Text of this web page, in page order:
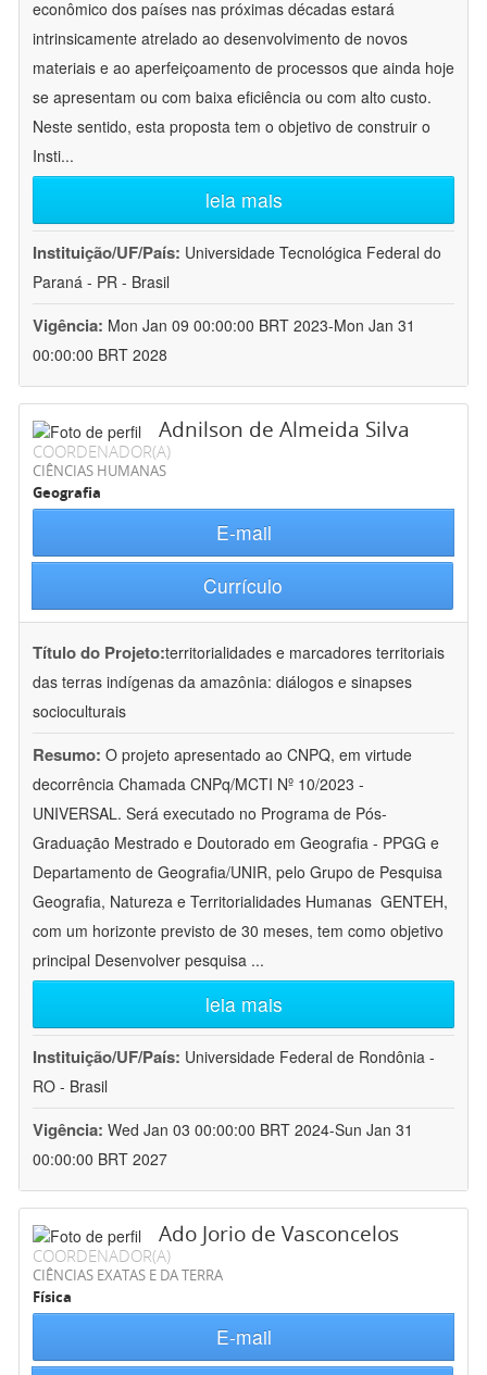
econômico dos países nas próximas décadas estará
intrinsicamente atrelado ao desenvolvimento de novos
materiais e ao aperfeiçoamento de processos que ainda hoje
se apresentam ou com baixa eficiência ou com alto custo.
Neste sentido, esta proposta tem o objetivo de construir o
Insti...
leia mais
Instituição/UF/País: Universidade Tecnológica Federal do
Paraná - PR - Brasil
Vigência: Mon Jan 09 00:00:00 BRT 2023-Mon Jan 31
00:00:00 BRT 2028
Adnilson de Almeida Silva
COORDENADOR(A)
CIÊNCIAS HUMANAS
Geografia
E-mail
Currículo
Título do Projeto:territorialidades e marcadores territoriais
das terras indígenas da amazônia: diálogos e sinapses
socioculturais
Resumo: O projeto apresentado ao CNPQ, em virtude
decorrência Chamada CNPq/MCTI Nº 10/2023 -
UNIVERSAL. Será executado no Programa de Pós-
Graduação Mestrado e Doutorado em Geografia - PPGG e
Departamento de Geografia/UNIR, pelo Grupo de Pesquisa
Geografia, Natureza e Territorialidades Humanas  GENTEH,
com um horizonte previsto de 30 meses, tem como objetivo
principal Desenvolver pesquisa ...
leia mais
Instituição/UF/País: Universidade Federal de Rondônia -
RO - Brasil
Vigência: Wed Jan 03 00:00:00 BRT 2024-Sun Jan 31
00:00:00 BRT 2027
Ado Jorio de Vasconcelos
COORDENADOR(A)
CIÊNCIAS EXATAS E DA TERRA
Física
E-mail